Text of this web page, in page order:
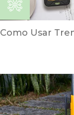
Como Usar